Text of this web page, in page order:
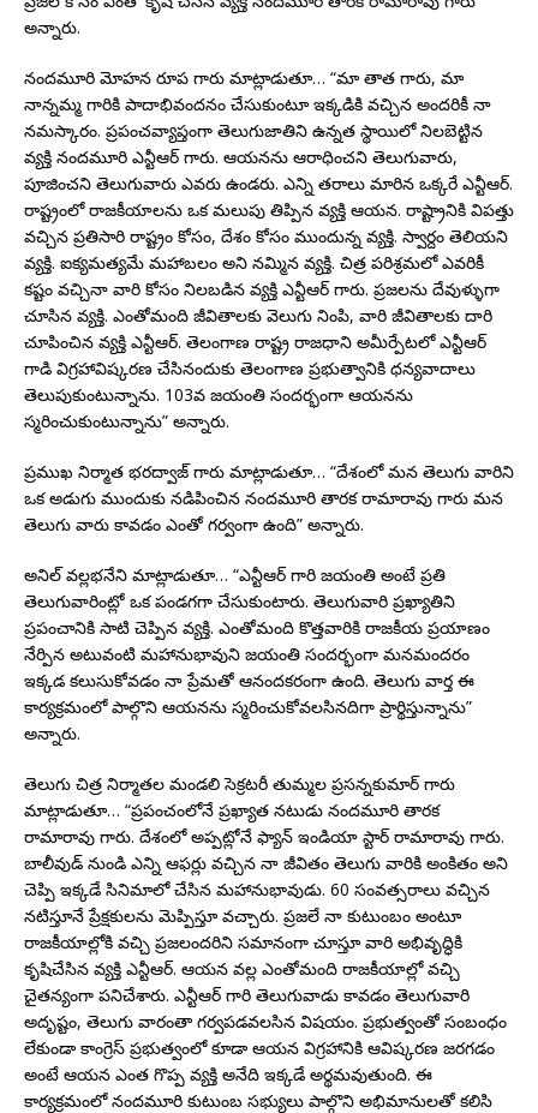
అన్నారు.
నందమూరి మోహన రూప గారు మాట్లాడుతూ… “మా తాత గారు, మా
నాన్నమ్మ గారికి పాదాభివందనం చేసుకుంటూ ఇక్కడికి వచ్చిన అందరికీ నా
నమస్కారం. ప్రపంచవ్యాప్తంగా తెలుగుజాతిని ఉన్నత స్థాయిలో నిలబెట్టిన
వ్యక్తి నందమూరి ఎన్టీఆర్ గారు. ఆయనను ఆరాధించని తెలుగువారు,
పూజించని తెలుగువారు ఎవరు ఉండరు. ఎన్ని తరాలు మారిన ఒక్కరే ఎన్టీఆర్.
రాష్ట్రంలో రాజకీయాలను ఒక మలుపు తిప్పిన వ్యక్తి ఆయన. రాష్ట్రానికి విపత్తు
వచ్చిన ప్రతిసారి రాష్ట్రం కోసం, దేశం కోసం ముందున్న వ్యక్తి. స్వార్దం తెలియని
వ్యక్తి. ఐక్యమత్యమే మహాబలం అని నమ్మిన వ్యక్తి. చిత్ర పరిశ్రమలో ఎవరికీ
కష్టం వచ్చినా వారి కోసం నిలబడిన వ్యక్తి ఎన్టీఆర్ గారు. ప్రజలను దేవుళ్ళుగా
చూసిన వ్యక్తి. ఎంతోమంది జీవితాలకు వెలుగు నింపి, వారి జీవితాలకు దారి
చూపించిన వ్యక్తి ఎన్టీఆర్. తెలంగాణ రాష్ట్ర రాజధాని అమీర్పేటలో ఎన్టీఆర్
గాడి విగ్రహావిష్కరణ చేసినందుకు తెలంగాణ ప్రభుత్వానికి ధన్యవాదాలు
తెలుపుకుంటున్నాను. 103వ జయంతి సందర్భంగా ఆయనను
స్మరించుకుంటున్నాను” అన్నారు.
ప్రముఖ నిర్మాత భరద్వాజ్ గారు మాట్లాడుతూ… “దేశంలో మన తెలుగు వారిని
ఒక అడుగు ముందుకు నడిపించిన నందమూరి తారక రామారావు గారు మన
తెలుగు వారు కావడం ఎంతో గర్వంగా ఉంది” అన్నారు.
అనిల్ వల్లభనేని మాట్లాడుతూ… “ఎన్టీఆర్ గారి జయంతి అంటే ప్రతి
తెలుగువారింట్లో ఒక పండగగా చేసుకుంటారు. తెలుగువారి ప్రఖ్యాతిని
ప్రపంచానికి సాటి చెప్పిన వ్యక్తి. ఎంతోమంది కొత్తవారికి రాజకీయ ప్రయాణం
నేర్పిన అటువంటి మహానుభావుని జయంతి సందర్భంగా మనమందరం
ఇక్కడ కలుసుకోవడం నా ప్రేమతో ఆనందకరంగా ఉంది. తెలుగు వార్త ఈ
కార్యక్రమంలో పాల్గొని ఆయనను స్మరించుకోవలసినదిగా ప్రార్థిస్తున్నాను”
అన్నారు.
తెలుగు చిత్ర నిర్మాతల మండలి సెక్రటరీ తుమ్మల ప్రసన్నకుమార్ గారు
మాట్లాడుతూ… “ప్రపంచంలోనే ప్రఖ్యాత నటుడు నందమూరి తారక
రామారావు గారు. దేశంలో అప్పట్లోనే ఫ్యాన్ ఇండియా స్టార్ రామారావు గారు.
బాలీవుడ్ నుండి ఎన్ని ఆఫర్లు వచ్చిన నా జీవితం తెలుగు వారికి అంకితం అని
చెప్పి ఇక్కడే సినిమాలో చేసిన మహానుభావుడు. 60 సంవత్సరాలు వచ్చిన
నటిస్తూనే ప్రేక్షకులను మెప్పిస్తూ వచ్చారు. ప్రజలే నా కుటుంబం అంటూ
రాజకీయాల్లోకి వచ్చి ప్రజలందరిని సమానంగా చూస్తూ వారి అభివృద్ధికి
కృషిచేసిన వ్యక్తి ఎన్టీఆర్. ఆయన వల్ల ఎంతోమంది రాజకీయాల్లో వచ్చి
చైతన్యంగా పనిచేశారు. ఎన్టీఆర్ గారి తెలుగువాడు కావడం తెలుగువారి
అదృష్టం, తెలుగు వారంతా గర్వపడవలసిన విషయం. ప్రభుత్వంతో సంబంధం
లేకుండా కాంగ్రెస్ ప్రభుత్వంలో కూడా ఆయన విగ్రహానికి ఆవిష్కరణ జరగడం
అంటే ఆయన ఎంత గొప్ప వ్యక్తి అనేది ఇక్కడే అర్థమవుతుంది. ఈ
కార్యక్రమంలో నందమూరి కుటుంబ సభ్యులు పాల్గొని అభిమానులతో కలిసి